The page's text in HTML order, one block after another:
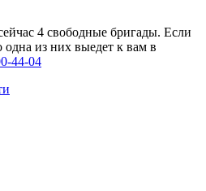
4 свободные бригады. Если
одна из них выедет к вам в
44-04